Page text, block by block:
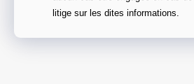
litige sur les dites informations.